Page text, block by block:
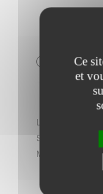
Lundi : - 14h00 à
Samedi : -
Mercredi : -
Ce
et